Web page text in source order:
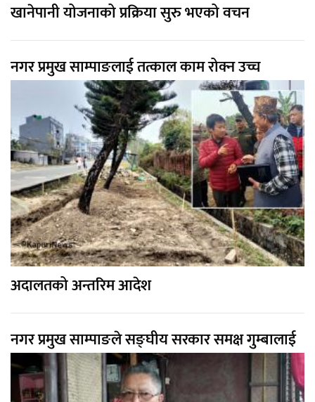
खानेपानी योजनाको प्रक्रिया सुरु भएको वचन
नगर प्रमुख साम्पाङलाई तत्काल काम रोक्न उच्च
अदालतको अन्तरिम आदेश
नगर प्रमुख साम्पाङले सङ्घीय सरकार समक्ष गुम्बालाई